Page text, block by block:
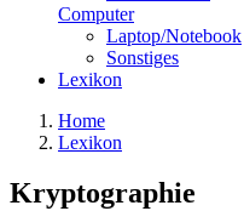
Computer
Laptop/Notebook
Sonstiges
Lexikon
Home
Lexikon
Kryptographie